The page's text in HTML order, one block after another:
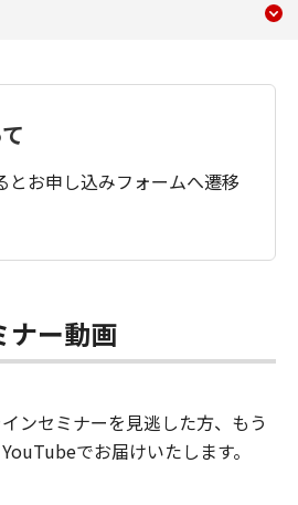
とお申し込みフォームへ遷移
ナー動画
ンセミナーを見逃した方、もう
でお届けいたします。